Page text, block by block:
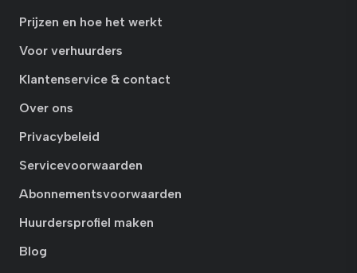
Prijzen en hoe het werkt
Voor verhuurders
Klantenservice & contact
Over ons
Privacybeleid
Servicevoorwaarden
Abonnementsvoorwaarden
Huurdersprofiel maken
Blog